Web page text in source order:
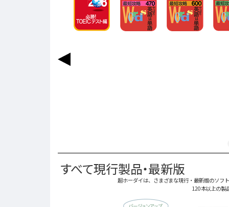
すべて現行製品・最新版
超ホーダイは、さまざまな現行・最新版のソフ
120本以上の製